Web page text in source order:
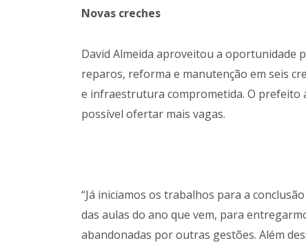
Novas creches
David Almeida aproveitou a oportunidade
reparos, reforma e manutenção em seis
e infraestrutura comprometida. O prefeito
possível ofertar mais vagas.
“Já iniciamos os trabalhos para a
das aulas do ano que vem, para
abandonadas por outras gestões. Além